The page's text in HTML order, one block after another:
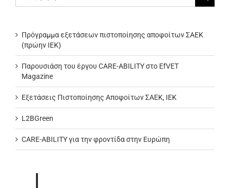
για:
Πρόγραμμα εξετάσεων πιστοποίησης αποφοίτων ΣΑΕΚ
(πρώην ΙΕΚ)
Παρουσιάση του έργου CARE-ABILITY στο EfVET
Magazine
Εξετάσεις Πιστοποίησης Αποφοίτων ΣΑΕΚ, ΙΕΚ
L2BGreen
CARE-ABILITY για την φροντίδα στην Ευρώπη